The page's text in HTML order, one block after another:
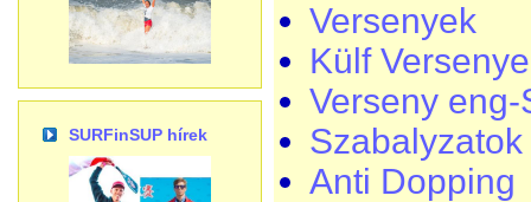
SURFinSUP hírek
Versenyek
Külf
Verseny
Szabalyzatok
Anti Dopping